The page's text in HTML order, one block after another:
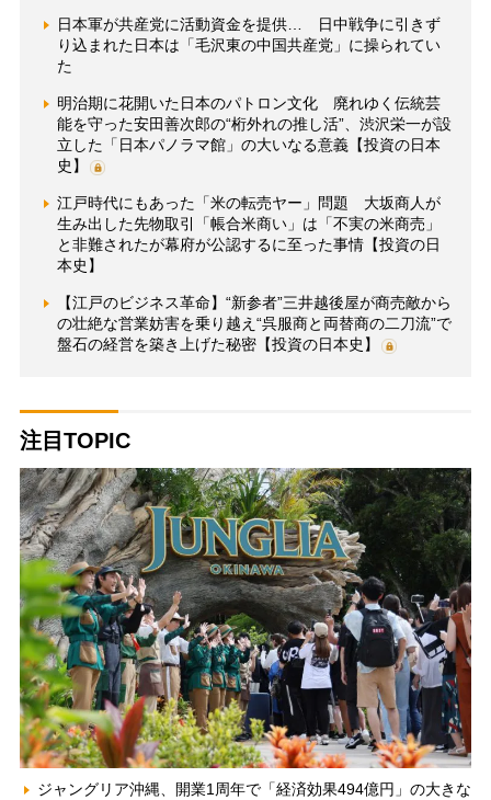
日本軍が共産党に活動資金を提供… 日中戦争に引きず
り込まれた日本は「毛沢東の中国共産党」に操られてい
た
明治期に花開いた日本のパトロン文化 廃れゆく伝統芸
能を守った安田善次郎の“桁外れの推し活”、渋沢栄一が設
立した「日本パノラマ館」の大いなる意義【投資の日本
史】
江戸時代にもあった「米の転売ヤー」問題 大坂商人が
生み出した先物取引「帳合米商い」は「不実の米商売」
と非難されたが幕府が公認するに至った事情【投資の日
本史】
【江戸のビジネス革命】“新参者”三井越後屋が商売敵から
の壮絶な営業妨害を乗り越え“呉服商と両替商の二刀流”で
盤石の経営を築き上げた秘密【投資の日本史】
注目TOPIC
ジャングリア沖縄、開業1周年で「経済効果494億円」の大きな